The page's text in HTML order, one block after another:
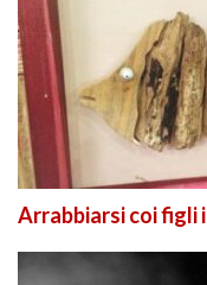
Arrabbiarsi coi figli